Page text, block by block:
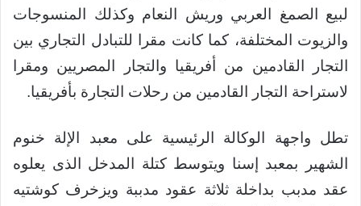
لبيع الصمغ العربي وريش النعام وكذلك المنسوجات
والزيوت المختلفة، كما كانت مقرا للتبادل التجاري بين
التجار القادمين من أفريقيا والتجار المصريين ومقرا
لاستراحة التجار القادمين من رحلات التجارة بأفريقيا.
تطل واجهة الوكالة الرئيسية على معبد الإلة خنوم
الشهير بمعبد إسنا ويتوسط كتلة المدخل الذى يعلوه
عقد مدبب بداخلة ثلاثة عقود مدببة ويزخرف كوشتيه